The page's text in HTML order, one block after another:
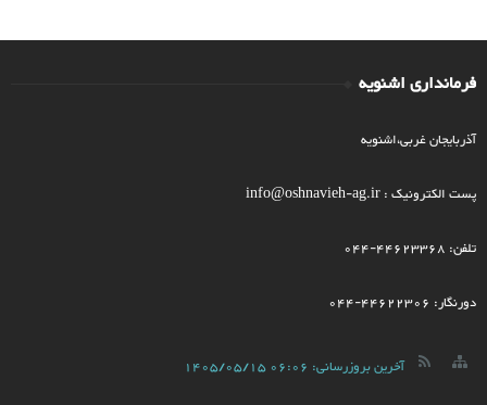
فرمانداری اشنویه
آذربایجان غربی،اشنویه
پست الکترونیک : info@oshnavieh-ag.ir
تلفن: 44623368-044
دورنگار: 44622306-044
آخرین بروزرسانی: 1405/05/15 06:06